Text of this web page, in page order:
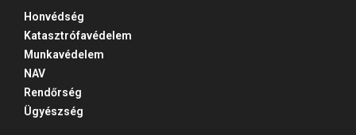
Honvédség
Katasztrófavédelem
Munkavédelem
NAV
Rendőrség
Ügyészség